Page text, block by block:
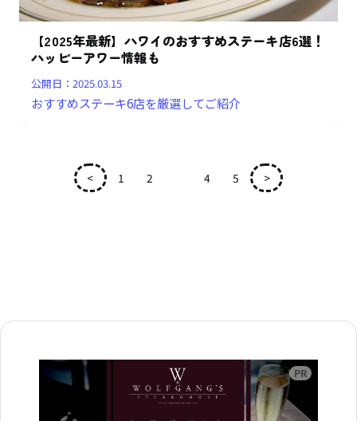
【2025年最新】ハワイのおすすめステーキ店6選！
ハッピーアワー情報も
公開日：2025.03.15
おすすめステーキ6店を厳選してご紹介
< 1 2 4 5 >
広告